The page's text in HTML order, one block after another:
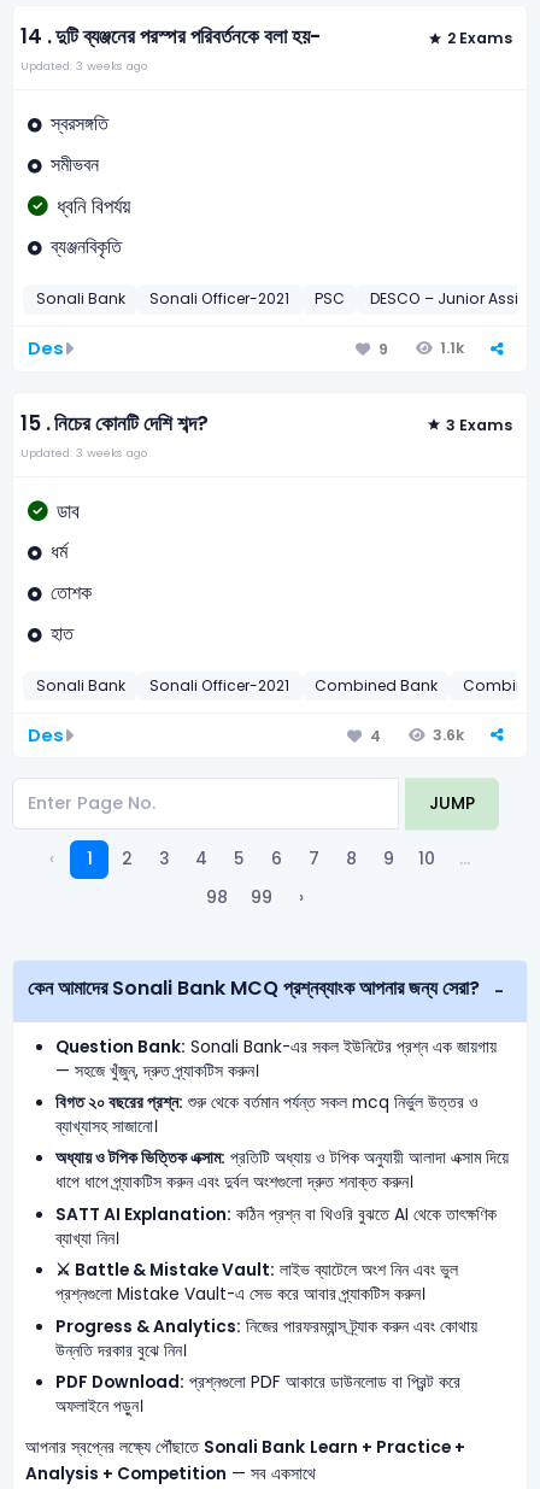
14 .দুটি ব্যঞ্জনের পরস্পর পরিবর্তনকে বলা হয়- 2 Exams
Updated: 3 weeks ago
স্বরসঙ্গতি
সমীভবন
ধ্বনি বিপর্যয়
ব্যঞ্জনবিকৃতি
Sonali Bank Sonali Officer-2021 PSC DESCO – Junior
Des 9 1.1k
15 .নিচের কোনটি দেশি শব্দ? 3 Exams
Updated: 3 weeks ago
ডাব
ধর্ম
তোশক
হাত
Sonali Bank Sonali Officer-2021 Combined Bank
Des 4 3.6k
JUMP
‹ 1 2 3 4 5 6 7 8 9 10
...
98
99 ›
কেন আমাদের Sonali Bank MCQ প্রশ্নব্যাংক আপনার জন্য সেরা?
Question Bank: Sonali Bank-এর সকল ইউনিটের প্রশ্ন এক জায়গায়
— সহজে খুঁজুন, দ্রুত প্র্যাকটিস করুন।
বিগত ২০ বছরের প্রশ্ন: শুরু থেকে বর্তমান পর্যন্ত সকল mcq নির্ভুল উত্তর ও
ব্যাখ্যাসহ সাজানো।
অধ্যায় ও টপিক ভিত্তিক এক্সাম: প্রতিটি অধ্যায় ও টপিক অনুযায়ী আলাদা এক্সাম দিয়ে
ধাপে ধাপে প্র্যাকটিস করুন এবং দুর্বল অংশগুলো দ্রুত শনাক্ত করুন।
SATT AI Explanation: কঠিন প্রশ্ন বা থিওরি বুঝতে AI থেকে তাৎক্ষণিক
ব্যাখ্যা নিন।
⚔️ Battle & Mistake Vault: লাইভ ব্যাটেলে অংশ নিন এবং ভুল
প্রশ্নগুলো Mistake Vault-এ সেভ করে আবার প্র্যাকটিস করুন।
Progress & Analytics: নিজের পারফরম্যান্স ট্র্যাক করুন এবং কোথায়
উন্নতি দরকার বুঝে নিন।
PDF Download: প্রশ্নগুলো PDF আকারে ডাউনলোড বা প্রিন্ট করে
অফলাইনে পড়ুন।
আপনার স্বপ্নের লক্ষ্যে পৌঁছাতে Sonali Bank Learn + Practice +
Analysis + Competition — সব একসাথে